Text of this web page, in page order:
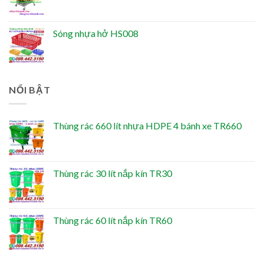
Sóng nhựa hở HS008
NỔI BẬT
Thùng rác 660 lít nhựa HDPE 4 bánh xe TR660
Thùng rác 30 lít nắp kín TR30
Thùng rác 60 lít nắp kín TR60